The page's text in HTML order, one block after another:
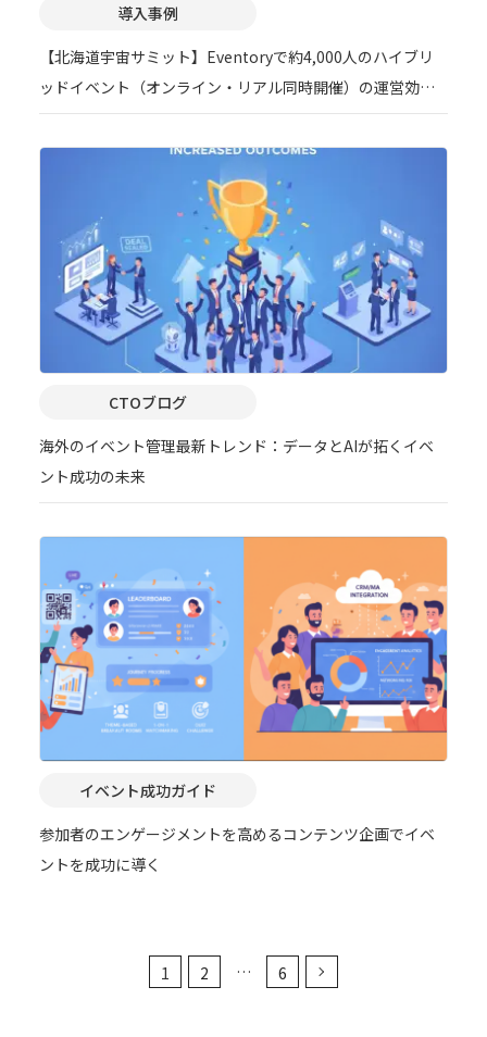
導入事例
【北海道宇宙サミット】Eventoryで約4,000人のハイブリ
ッドイベント（オンライン・リアル同時開催）の運営効率
を大幅改善
CTOブログ
海外のイベント管理最新トレンド：データとAIが拓くイベ
ント成功の未来
イベント成功ガイド
参加者のエンゲージメントを高めるコンテンツ企画でイベ
ントを成功に導く
1 2 … 6